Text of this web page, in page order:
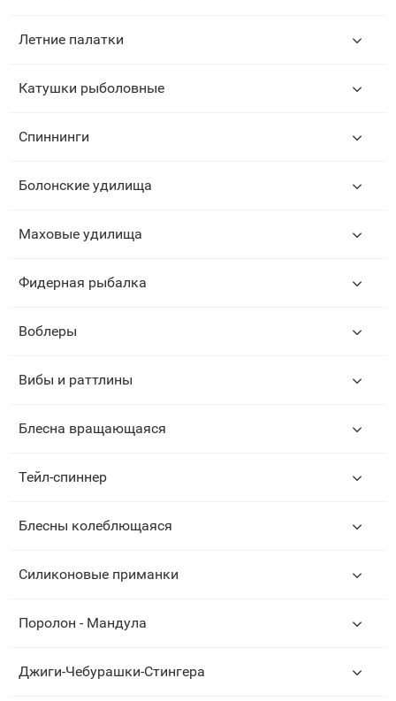
Летние палатки
Катушки рыболовные
Спиннинги
Болонские удилища
Маховые удилища
Фидерная рыбалка
Воблеры
Вибы и раттлины
Блесна вращающаяся
Тейл-спиннер
Блесны колеблющаяся
Силиконовые приманки
Поролон - Мандула
Джиги-Чебурашки-Стингера